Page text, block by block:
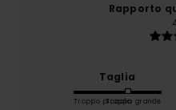
Rapporto
Taglia
Troppo piccoloTroppo grande